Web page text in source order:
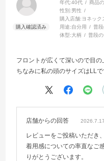
年代:40代 商品
性別:男性
購入店舗: ヨネック
用途:自分用 普
体型:大柄 普段
フロントが広くて深いので目の
ちなみに私の頭のサイズはLL
店舗からの回答 2026.7.17
レビューをご投稿いただき
着用感についての率直なご
りがとうございます。